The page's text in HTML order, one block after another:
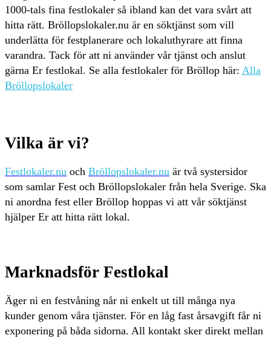
1000-tals fina festlokaler så ibland kan det vara svårt att
hitta rätt. Bröllopslokaler.nu är en söktjänst som vill
underlätta för festplanerare och lokaluthyrare att finna
varandra. Tack för att ni använder vår tjänst och anslut
gärna Er festlokal. Se alla festlokaler för Bröllop här: Alla
Bröllopslokaler
Vilka är vi?
Festlokaler.nu och Bröllopslokaler.nu är två systersidor
som samlar Fest och Bröllopslokaler från hela Sverige. Ska
ni anordna fest eller Bröllop hoppas vi att vår söktjänst
hjälper Er att hitta rätt lokal.
Marknadsför Festlokal
Äger ni en festvåning når ni enkelt ut till många nya
kunder genom våra tjänster. För en låg fast årsavgift får ni
exponering på båda sidorna. All kontakt sker direkt mellan